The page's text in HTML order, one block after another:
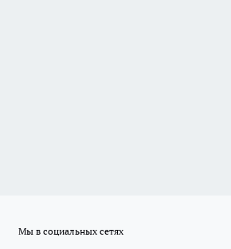
Мы в социальных сетях